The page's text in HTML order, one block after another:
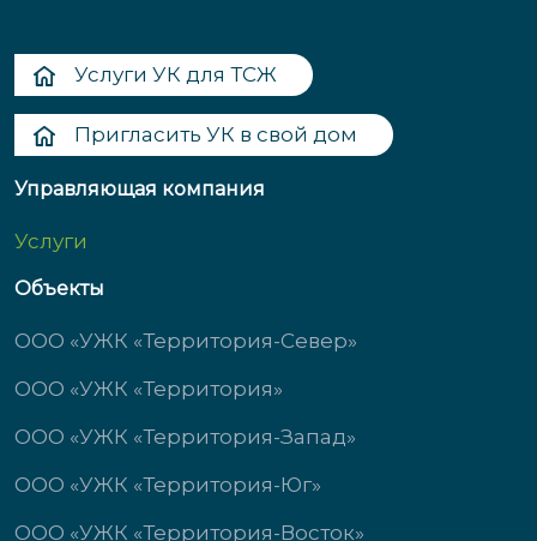
Услуги УК для ТСЖ
Пригласить УК в свой дом
Управляющая компания
Услуги
Объекты
ООО «УЖК «Территория-Север»
ООО «УЖК «Территория»
ООО «УЖК «Территория-Запад»
ООО «УЖК «Территория-Юг»
ООО «УЖК «Территория-Восток»